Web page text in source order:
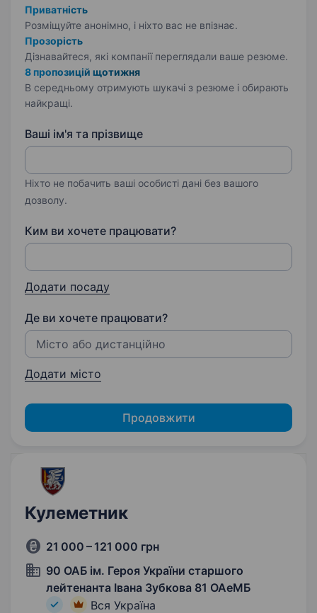
Приватність
Розміщуйте анонімно, і ніхто вас не впізнає.
Прозорість
Дізнавайтеся, які компанії переглядали ваше резюме.
8 пропозицій щотижня
В середньому отримують шукачі з резюме і обирають
найкращі.
Ваші ім'я та прізвище
Ніхто не побачить ваші особисті дані без вашого
дозволу.
Ким ви хочете працювати?
Додати посаду
Де ви хочете працювати?
Додати місто
Продовжити
Кулеметник
21 000 – 121 000 грн
90 ОАБ ім. Героя України старшого
лейтенанта Івана Зубкова 81 ОАеМБ
Вся Україна